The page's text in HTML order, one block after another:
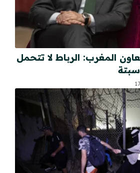
المغرب: الرباط لا تتحمل